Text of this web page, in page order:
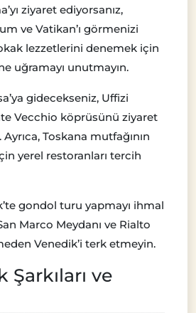
ziyaret ediyorsanız,
ve Vatikan’ı görmenizi
lezzetlerini denemek için
uğramayı unutmayın.
gidecekseniz, Uffizi
Vecchio köprüsünü ziyaret
Toskana mutfağının
yerel restoranları tercih
gondol turu yapmayı ihmal
Marco Meydanı ve Rialto
Venedik’i terk etmeyin.
Şarkıları ve